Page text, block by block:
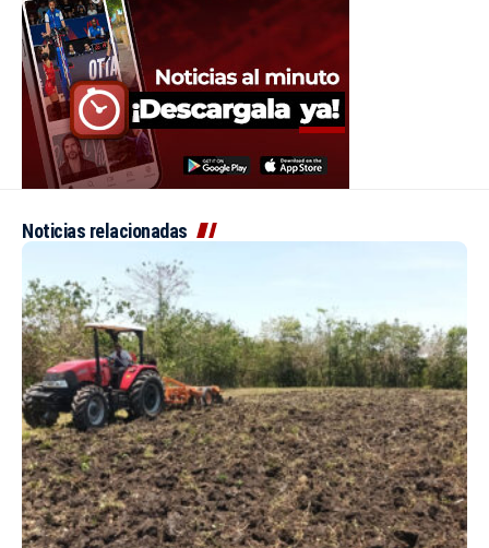
Noticias relacionadas